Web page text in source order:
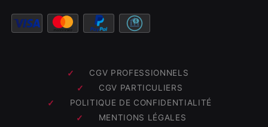
CGV PROFESSIONNELS
CGV PARTICULIERS
POLITIQUE DE CONFIDENTIALITÉ
MENTIONS LÉGALES